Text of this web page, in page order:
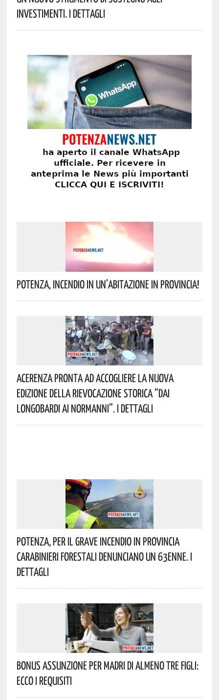
Investimenti. I Dettagli
Potenza, Incendio In Un’abitazione In Provincia!
Acerenza Pronta Ad Accogliere La Nuova
Edizione Della Rievocazione Storica “Dai
Longobardi Ai Normanni”. I Dettagli
Potenza, Per Il Grave Incendio In Provincia
Carabinieri Forestali Denunciano Un 63enne. I
Dettagli
Bonus Assunzione Per Madri Di Almeno Tre Figli:
Ecco I Requisiti